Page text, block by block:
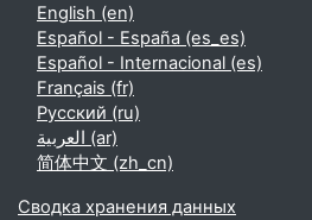
English ‎(en)‎
Español - España ‎(es_es)‎
Español - Internacional ‎(es)‎
Français ‎(fr)‎
Русский ‎(ru)‎
العربية ‎(ar)‎
简体中文 ‎(zh_cn)‎
Сводка хранения данных